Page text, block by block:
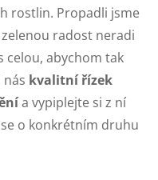
rostlin. Propadli jsme
radost neradi
celou, abychom tak
nás kvalitní řízek
a vypiplejte si z ní
o konkrétním druhu